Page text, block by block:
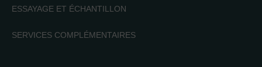
ESSAYAGE ET ÉCHANTILLON
SERVICES COMPLÉMENTAIRES